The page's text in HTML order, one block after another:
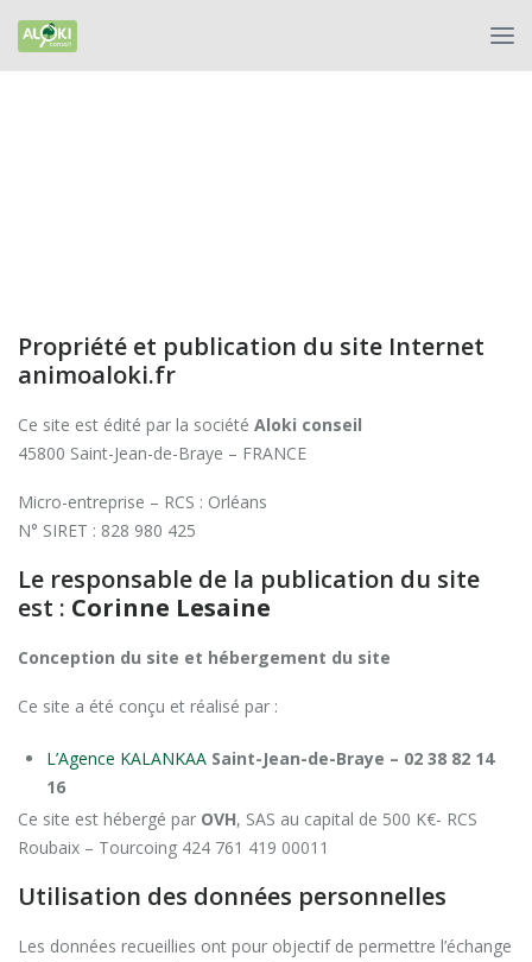
Propriété et publication du site Internet
animoaloki.fr
Ce site est édité par la société Aloki conseil
45800 Saint-Jean-de-Braye – FRANCE
Micro-entreprise – RCS : Orléans
N° SIRET : 828 980 425
Le responsable de la publication du site
est : Corinne Lesaine
Conception du site et hébergement du site
Ce site a été conçu et réalisé par :
L’Agence KALANKAA Saint-Jean-de-Braye – 02 38 82 14
16
Ce site est hébergé par OVH, SAS au capital de 500 K€- RCS
Roubaix – Tourcoing 424 761 419 00011
Utilisation des données personnelles
Les données recueillies ont pour objectif de permettre l’échange